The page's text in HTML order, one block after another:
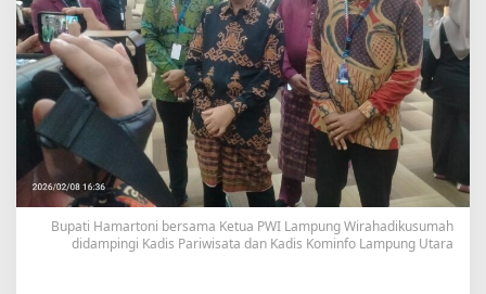
e
g
a
s
k
n
K
o
m
i
t
m
Bupati Hamartoni bersama Ketua PWI Lampung Wirahadikusumah
didampingi Kadis Pariwisata dan Kadis Kominfo Lampung Utara